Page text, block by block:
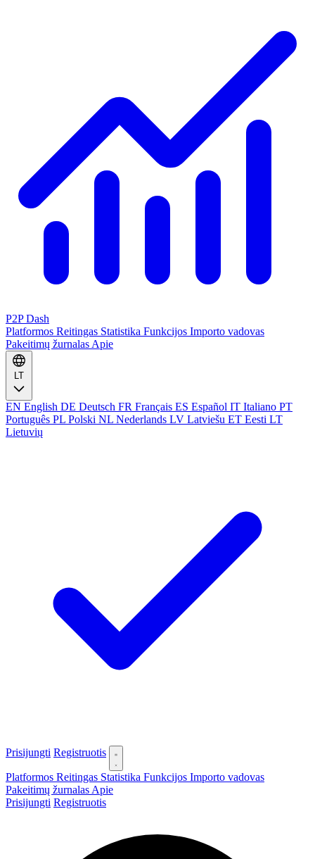
P2P Dash
Platformos Reitingas Statistika Funkcijos Importo vadovas
Pakeitimų žurnalas Apie
LT
EN English DE Deutsch FR Français ES Español IT Italiano PT
Português PL Polski NL Nederlands LV Latviešu ET Eesti LT
Lietuvių
Prisijungti Registruotis
Platformos Reitingas Statistika Funkcijos Importo vadovas
Pakeitimų žurnalas Apie
Prisijungti Registruotis